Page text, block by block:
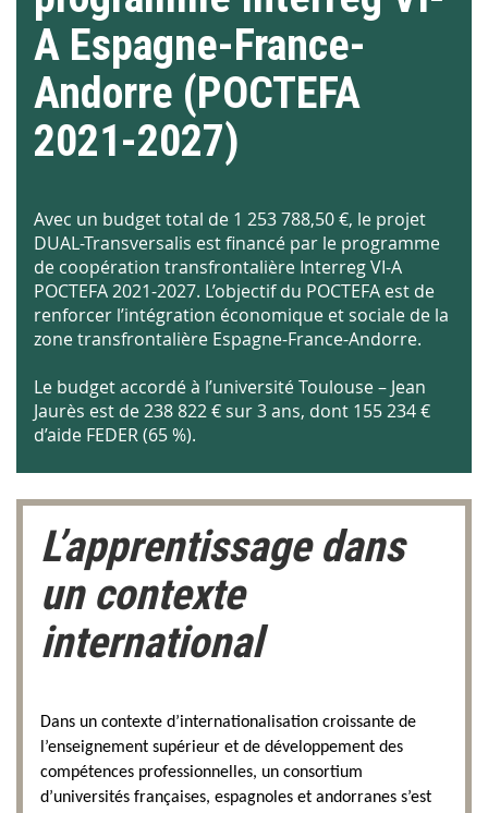
A Espagne-France-
Andorre (POCTEFA
2021-2027)
Avec un budget total de 1 253 788,50 €, le projet
DUAL-Transversalis est financé par le programme
de coopération transfrontalière Interreg VI-A
POCTEFA 2021-2027. L’objectif du POCTEFA est de
renforcer l’intégration économique et sociale de la
zone transfrontalière Espagne-France-Andorre.
Le budget accordé à l’université Toulouse – Jean
Jaurès est de 238 822 € sur 3 ans, dont 155 234 €
d’aide FEDER (65 %).
L’apprentissage dans
un contexte
international
Dans un contexte d’internationalisation croissante de
l’enseignement supérieur et de développement des
compétences professionnelles, un consortium
d’universités françaises, espagnoles et andorranes s’est